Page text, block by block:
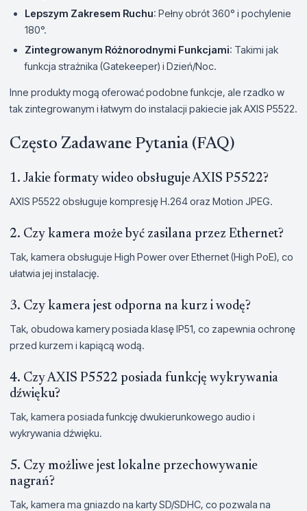
Lepszym Zakresem Ruchu: Pełny obrót 360° i pochylenie
180°.
Zintegrowanym Różnorodnymi Funkcjami: Takimi jak
funkcja strażnika (Gatekeeper) i Dzień/Noc.
Inne produkty mogą oferować podobne funkcje, ale rzadko w
tak zintegrowanym i łatwym do instalacji pakiecie jak AXIS P5522.
Często Zadawane Pytania (FAQ)
1. Jakie formaty wideo obsługuje AXIS P5522?
AXIS P5522 obsługuje kompresję H.264 oraz Motion JPEG.
2. Czy kamera może być zasilana przez Ethernet?
Tak, kamera obsługuje High Power over Ethernet (High PoE), co
ułatwia jej instalację.
3. Czy kamera jest odporna na kurz i wodę?
Tak, obudowa kamery posiada klasę IP51, co zapewnia ochronę
przed kurzem i kapiącą wodą.
4. Czy AXIS P5522 posiada funkcję wykrywania
dźwięku?
Tak, kamera posiada funkcję dwukierunkowego audio i
wykrywania dźwięku.
5. Czy możliwe jest lokalne przechowywanie
nagrań?
Tak, kamera ma gniazdo na karty SD/SDHC, co pozwala na